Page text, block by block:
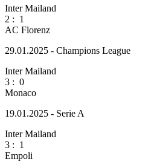
Inter Mailand
2 : 1
AC Florenz
29.01.2025 - Champions League
Inter Mailand
3 : 0
Monaco
19.01.2025 - Serie A
Inter Mailand
3 : 1
Empoli